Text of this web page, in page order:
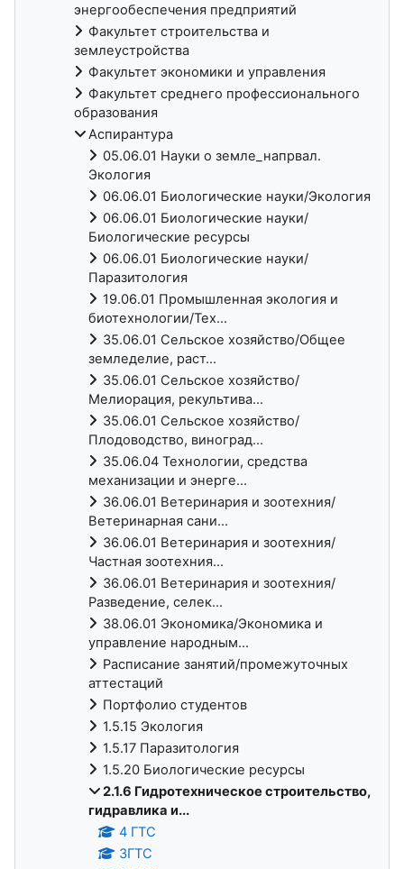
энергообеспечения предприятий
Факультет строительства и
землеустройства
Факультет экономики и управления
Факультет среднего профессионального
образования
Аспирантура
05.06.01 Науки о земле_напрвал.
Экология
06.06.01 Биологические науки/Экология
06.06.01 Биологические науки/
Биологические ресурсы
06.06.01 Биологические науки/
Паразитология
19.06.01 Промышленная экология и
биотехнологии/Тех...
35.06.01 Сельское хозяйство/Общее
земледелие, раст...
35.06.01 Сельское хозяйство/
Мелиорация, рекультива...
35.06.01 Сельское хозяйство/
Плодоводство, виноград...
35.06.04 Технологии, средства
механизации и энерге...
36.06.01 Ветеринария и зоотехния/
Ветеринарная сани...
36.06.01 Ветеринария и зоотехния/
Частная зоотехния...
36.06.01 Ветеринария и зоотехния/
Разведение, селек...
38.06.01 Экономика/Экономика и
управление народным...
Расписание занятий/промежуточных
аттестаций
Портфолио студентов
1.5.15 Экология
1.5.17 Паразитология
1.5.20 Биологические ресурсы
2.1.6 Гидротехническое строительство,
гидравлика и...
4 ГТС
3ГТС